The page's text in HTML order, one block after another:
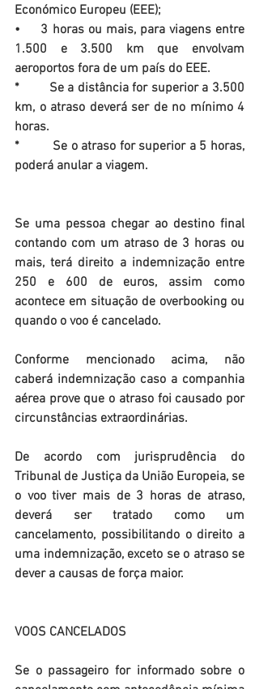
Económico Europeu (EEE);
•     3 horas ou mais, para viagens entre
1.500 e 3.500 km que envolvam
aeroportos fora de um país do EEE.
*        Se a distância for superior a 3.500
km, o atraso deverá ser de no mínimo 4
horas.
*         Se o atraso for superior a 5 horas,
poderá anular a viagem.
Se uma pessoa chegar ao destino final
contando com um atraso de 3 horas ou
mais, terá direito a indemnização entre
250 e 600 de euros, assim como
acontece em situação de overbooking ou
quando o voo é cancelado.
Conforme mencionado acima, não
caberá indemnização caso a companhia
aérea prove que o atraso foi causado por
circunstâncias extraordinárias.
De acordo com jurisprudência do
Tribunal de Justiça da União Europeia, se
o voo tiver mais de 3 horas de atraso,
deverá ser tratado como um
cancelamento, possibilitando o direito a
uma indemnização, exceto se o atraso se
dever a causas de força maior.
VOOS CANCELADOS
Se o passageiro for informado sobre o